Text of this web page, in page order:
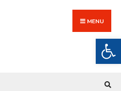
MENU